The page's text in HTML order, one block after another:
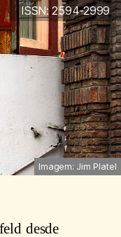
ISSN: 2594-2999
Imagem: Jim Platel
desde